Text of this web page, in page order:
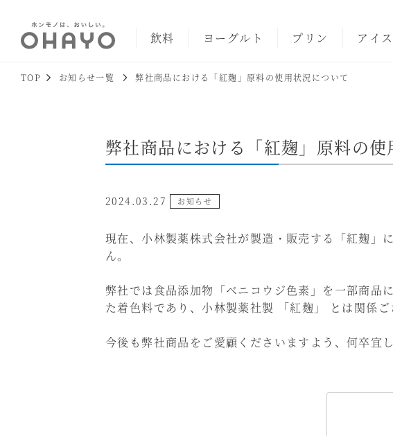
飲料 ヨーグルト プリン アイス
TOP お知らせ一覧 弊社商品における「紅麹」原料の使用状況について
弊社商品における「紅麹」原料の使
2024.03.27 お知らせ
現在、小林製薬株式会社が製造・販売する「紅麹」
ん。
弊社では食品添加物「ベニコウジ色素」を一部商品
た着色料であり、小林製薬社製 「紅麹」 とは関係ご
今後も弊社商品をご愛顧くださいますよう、何卒宜